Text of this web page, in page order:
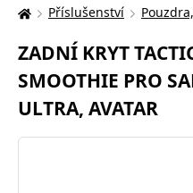
Zde
nacházíte:
Příslušenství
ZADNÍ KRYT
SMOOTHIE PRO
ULTRA, AVATAR